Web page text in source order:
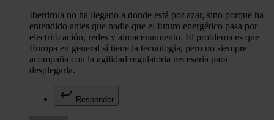
Iberdrola no ha llegado a donde está por azar, sino porque ha
entendido antes que nadie que el futuro energético pasa por
electrificación, redes y almacenamiento. El problema es que
Europa en general sí tiene la tecnología, pero no siempre
acompaña con la agilidad regulatoria necesaria para
desplegarla.
Responder